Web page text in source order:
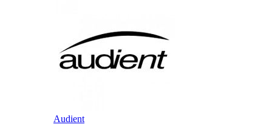
Audient